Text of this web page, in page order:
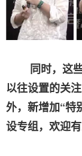
同时，这些
以往设置的关
外，新增加“特
设专组，欢迎